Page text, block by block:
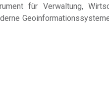
für Verwaltung,